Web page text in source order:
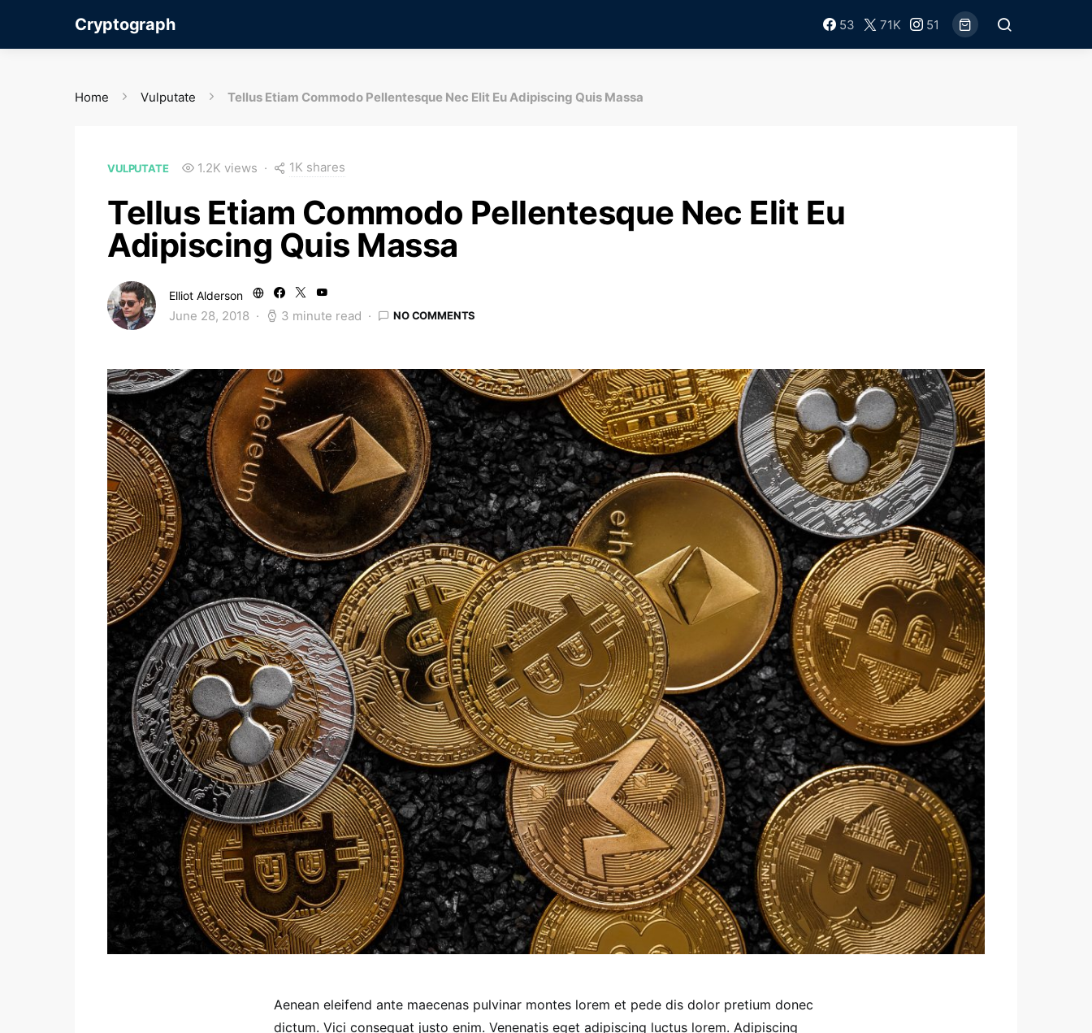
Cryptograph 53 71K 51
Home Vulputate Tellus Etiam Commodo Pellentesque Nec Elit Eu Adipiscing Quis Massa
VULPUTATE 1.2K views 1K shares
Tellus Etiam Commodo Pellentesque Nec Elit Eu
Adipiscing Quis Massa
Elliot Alderson
June 28, 2018 3 minute read NO COMMENTS
Aenean eleifend ante maecenas pulvinar montes lorem et pede dis dolor pretium donec
dictum. Vici consequat justo enim. Venenatis eget adipiscing luctus lorem. Adipiscing